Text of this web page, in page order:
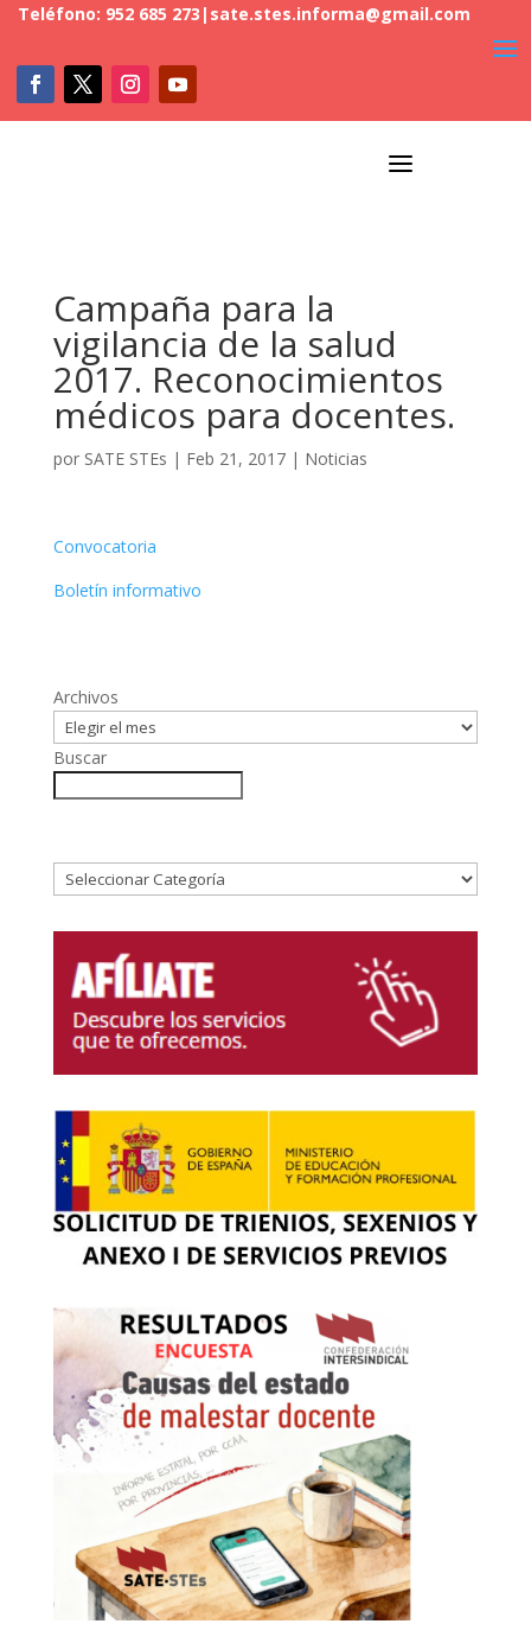
Teléfono: 952 685 273 | sate.stes.informa@gmail.com
a
Campaña para la
vigilancia de la salud
2017. Reconocimientos
médicos para docentes.
por SATE STEs | Feb 21, 2017| Noticias
Convocatoria
Boletín informativo
Archivos
Buscar